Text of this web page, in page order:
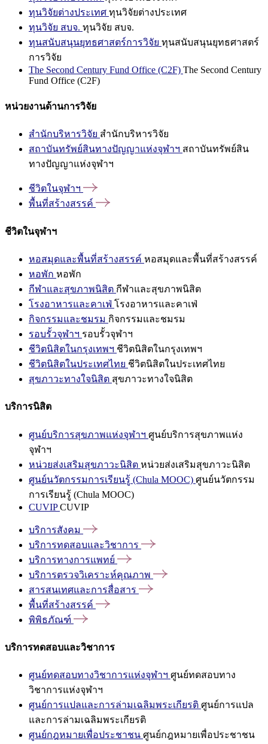
ทุนวิจัยต่างประเทศ ทุนวิจัยต่างประเทศ
ทุนวิจัย สบจ. ทุนวิจัย สบจ.
ทุนสนับสนุนยุทธศาสตร์การวิจัย ทุนสนับสนุนยุทธศาสตร์
การวิจัย
The Second Century Fund Office (C2F) The Second Century
Fund Office (C2F)
หน่วยงานด้านการวิจัย
สำนักบริหารวิจัย สำนักบริหารวิจัย
สถาบันทรัพย์สินทางปัญญาแห่งจุฬาฯ สถาบันทรัพย์สิน
ทางปัญญาแห่งจุฬาฯ
ชีวิตในจุฬาฯ
พื้นที่สร้างสรรค์
ชีวิตในจุฬาฯ
หอสมุดและพื้นที่สร้างสรรค์ หอสมุดและพื้นที่สร้างสรรค์
หอพัก หอพัก
กีฬาและสุขภาพนิสิต กีฬาและสุขภาพนิสิต
โรงอาหารและคาเฟ่ โรงอาหารและคาเฟ่
กิจกรรมและชมรม กิจกรรมและชมรม
รอบรั้วจุฬาฯ รอบรั้วจุฬาฯ
ชีวิตนิสิตในกรุงเทพฯ ชีวิตนิสิตในกรุงเทพฯ
ชีวิตนิสิตในประเทศไทย ชีวิตนิสิตในประเทศไทย
สุขภาวะทางใจนิสิต สุขภาวะทางใจนิสิต
บริการนิสิต
ศูนย์บริการสุขภาพแห่งจุฬาฯ ศูนย์บริการสุขภาพแห่ง
จุฬาฯ
หน่วยส่งเสริมสุขภาวะนิสิต หน่วยส่งเสริมสุขภาวะนิสิต
ศูนย์นวัตกรรมการเรียนรู้ (Chula MOOC) ศูนย์นวัตกรรม
การเรียนรู้ (Chula MOOC)
CUVIPCUVIP
บริการสังคม
บริการทดสอบและวิชาการ
บริการทางการแพทย์
บริการตรวจวิเคราะห์คุณภาพ
สารสนเทศและการสื่อสาร
พื้นที่สร้างสรรค์
พิพิธภัณฑ์
บริการทดสอบและวิชาการ
ศูนย์ทดสอบทางวิชาการแห่งจุฬาฯ ศูนย์ทดสอบทาง
วิชาการแห่งจุฬาฯ
ศูนย์การแปลและการล่ามเฉลิมพระเกียรติ ศูนย์การแปล
และการล่ามเฉลิมพระเกียรติ
ศูนย์กฎหมายเพื่อประชาชน ศูนย์กฎหมายเพื่อประชาชน